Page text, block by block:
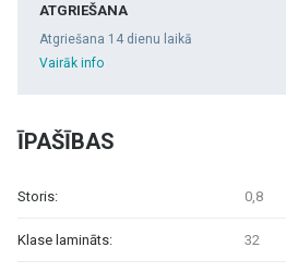
ATGRIEŠANA
Atgriešana 14 dienu laikā
Vairāk info
ĪPAŠĪBAS
Storis: 0,8
Klase lamināts: 32